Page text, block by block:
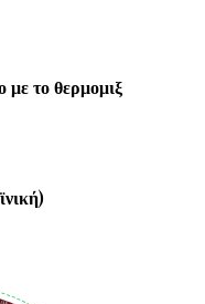
το θερμομιξ